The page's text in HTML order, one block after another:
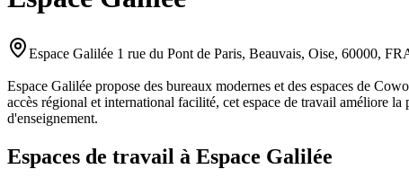
Espace Galilée 1 rue du Pont de Paris, Beauvais, Oise, 60000,
Espace Galilée propose des bureaux modernes et des espaces de
accès régional et international facilité, cet espace de travail améliore
d'enseignement.
Espaces de travail à Espace Galilée